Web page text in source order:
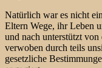
Natürlich war es nicht
Eltern Wege, ihr Leben
und nach unterstützt
verwoben durch teils
gesetzliche